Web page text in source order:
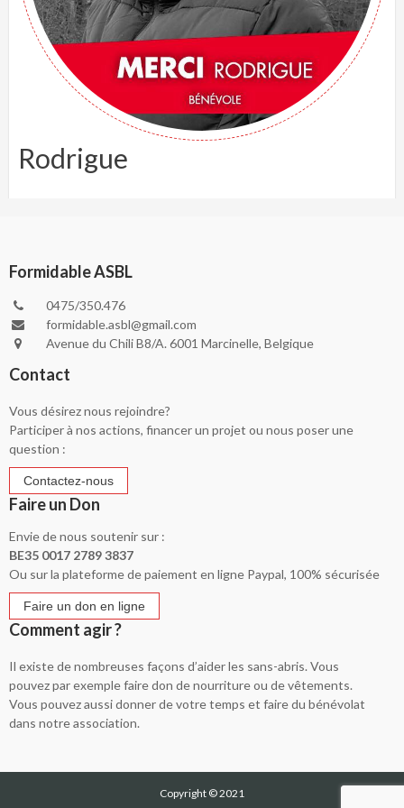
Rodrigue
Formidable ASBL
0475/350.476
formidable.asbl@gmail.com
Avenue du Chili B8/A. 6001 Marcinelle, Belgique
Contact
Vous désirez nous rejoindre?
Participer à nos actions, financer un projet ou nous poser une
question :
Faire un Don
Envie de nous soutenir sur :
BE35 0017 2789 3837
Ou sur la plateforme de paiement en ligne Paypal, 100% sécurisée
Comment agir ?
Il existe de nombreuses façons d’aider les sans-abris. Vous
pouvez par exemple faire don de nourriture ou de vêtements.
Vous pouvez aussi donner de votre temps et faire du bénévolat
dans notre association.
Copyright © 2021